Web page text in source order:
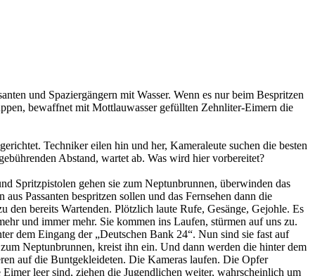
und Spaziergängern mit Wasser. Wenn es nur beim Bespritzen
bewaffnet mit Mottlauwasser gefüllten Zehnliter-Eimern die
Techniker eilen hin und her, Kameraleute suchen die besten
Abstand, wartet ab. Was wird hier vorbereitet?
Spritzpistolen gehen sie zum Neptunbrunnen, überwinden das
Passanten bespritzen sollen und das Fernsehen dann die
bereits Wartenden. Plötzlich laute Rufe, Gesänge, Gejohle. Es
und immer mehr. Sie kommen ins Laufen, stürmen auf uns zu.
dem Eingang der „Deutschen Bank 24“. Nun sind sie fast auf
Neptunbrunnen, kreist ihn ein. Und dann werden die hinter dem
auf die Buntgekleideten. Die Kameras laufen. Die Opfer
leer sind, ziehen die Jugendlichen weiter, wahrscheinlich um